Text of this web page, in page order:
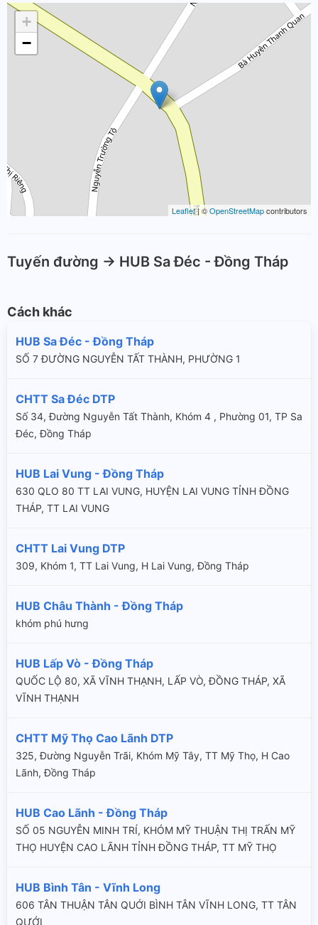
+
−
Leaflet| ©OpenStreetMapcontributors
Tuyến đường -> HUB Sa Đéc - Đồng Tháp
Cách khác
HUB Sa Đéc - Đồng Tháp
SỐ 7 ĐƯỜNG NGUYỄN TẤT THÀNH, PHƯỜNG 1
CHTT Sa Đéc DTP
Số 34, Đường Nguyễn Tất Thành, Khóm 4 , Phường 01, TP Sa
Đéc, Đồng Tháp
HUB Lai Vung - Đồng Tháp
630 QLO 80 TT LAI VUNG, HUYỆN LAI VUNG TỈNH ĐỒNG
THÁP, TT LAI VUNG
CHTT Lai Vung DTP
309, Khóm 1, TT Lai Vung, H Lai Vung, Đồng Tháp
HUB Châu Thành - Đồng Tháp
khóm phú hưng
HUB Lấp Vò - Đồng Tháp
QUỐC LỘ 80, XÃ VĨNH THẠNH, LẤP VÒ, ĐỒNG THÁP, XÃ
VĨNH THẠNH
CHTT Mỹ Thọ Cao Lãnh DTP
325, Đường Nguyễn Trãi, Khóm Mỹ Tây, TT Mỹ Thọ, H Cao
Lãnh, Đồng Tháp
HUB Cao Lãnh - Đồng Tháp
SỐ 05 NGUYỄN MINH TRÍ, KHÓM MỸ THUẬN THỊ TRẤN MỸ
THỌ HUYỆN CAO LÃNH TỈNH ĐỒNG THÁP, TT MỸ THỌ
HUB Bình Tân - Vĩnh Long
606 TÂN THUẬN TÂN QUỚI BÌNH TÂN VĨNH LONG, TT TÂN
QƯỚI